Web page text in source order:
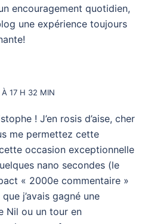
encouragement quotidien,
une expérience toujours
À 17 H 32 MIN
! J’en rosis d’aise, cher
me permettez cette
occasion exceptionnelle
nano secondes (le
« 2000e commentaire »
j’avais gagné une
Nil ou un tour en